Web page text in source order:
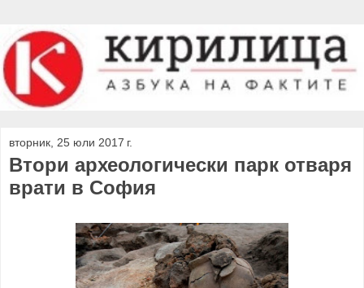
вторник, 25 юли 2017 г.
Втори археологически парк отваря
врати в София